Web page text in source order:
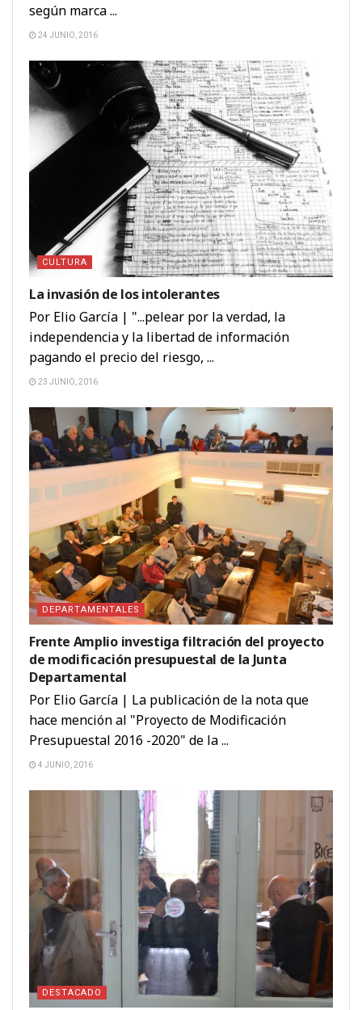
según marca ...
24 JUNIO, 2016
CULTURA
La invasión de los intolerantes
Por Elio García | "...pelear por la verdad, la
independencia y la libertad de información
pagando el precio del riesgo, ...
23 JUNIO, 2016
DEPARTAMENTALES
Frente Amplio investiga filtración del proyecto
de modificación presupuestal de la Junta
Departamental
Por Elio García | La publicación de la nota que
hace mención al "Proyecto de Modificación
Presupuestal 2016 -2020" de la ...
4 JUNIO, 2016
DESTACADO